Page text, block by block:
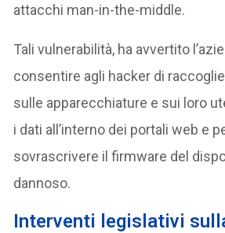
attacchi man-in-the-middle.
Tali vulnerabilità, ha avvertito
consentire agli hacker di
sulle apparecchiature e sui loro
i dati all’interno dei portali web e
sovrascrivere il firmware del
dannoso.
Interventi legislativi